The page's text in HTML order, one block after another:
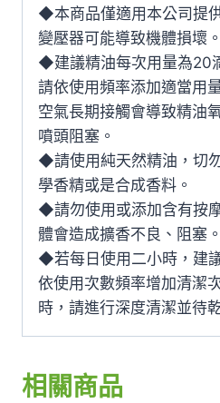
◆本商品僅適用本公司提
變壓器可能導致機體損壞。
◆建議精油每次用量為20
請依使用頻率添加適當用
空氣長期接觸會導致精油
噴頭阻塞。
◆請使用純天然精油，切
學香精或是合成香料。
◆請勿使用或添加含有按
體會造成擴香不良、阻塞。
◆若每日使用二小時，建
依使用次數頻率增加清潔
時，請進行深度清潔並待
相關商品